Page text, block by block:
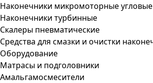
Наконечники микромоторные угловые
Наконечники турбинные
Скалеры пневматические
Средства для смазки и очистки
Оборудование
Матрасы и подголовники
Амальгамосмесители